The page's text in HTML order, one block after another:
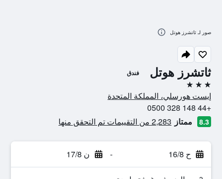
ثاتشرز هوتل فندق
3 نجوم
إيست هورسلي، المملكة المتحدة
+44 148 328 0500
8.3 ممتاز 2,283 من التقييمات تم التحقق منها
ح 16/8 - ن 17/8
صور لـ ثاتشرز هوتل